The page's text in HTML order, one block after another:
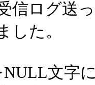
信ログ送
した。
文字